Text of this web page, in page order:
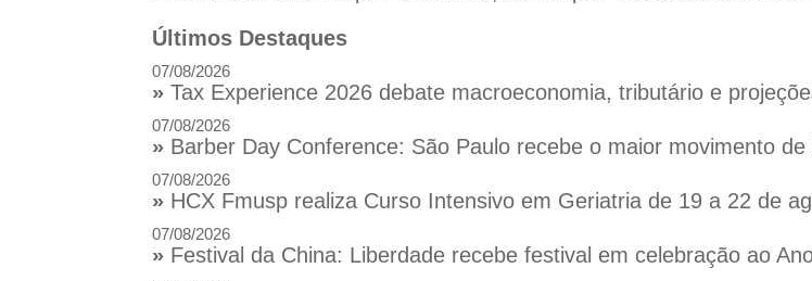
Últimos Destaques
07/08/2026
» Tax Experience 2026 debate macroeconomia, tributário e
07/08/2026
» Barber Day Conference: São Paulo recebe o maior movimento
07/08/2026
» HCX Fmusp realiza Curso Intensivo em Geriatria de 19 a 22 de
07/08/2026
» Festival da China: Liberdade recebe festival em celebração ao